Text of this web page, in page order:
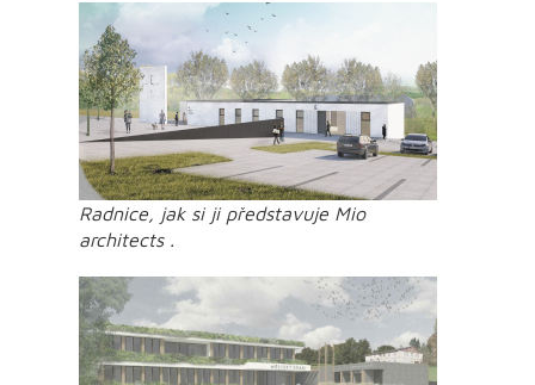
Radnice, jak si ji představuje Mio
architects .